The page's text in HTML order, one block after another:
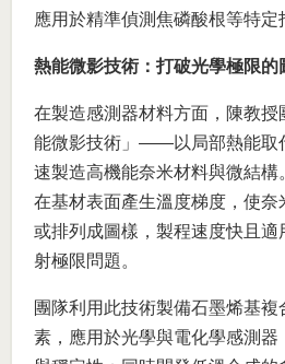
應用於精準偵測焦磷酸根等特定
熱能微影技術：打破光學極限的
在製造感測器材料方面，陳教
能微影技術」——以局部熱能取
速製造高機能奈米材料與微結
在基材表面產生溫度梯度，使
或排列成圖樣，製程速度快且適
射極限問題。
團隊利用此技術製備石墨烯基
素，應用於光學與電化學感測